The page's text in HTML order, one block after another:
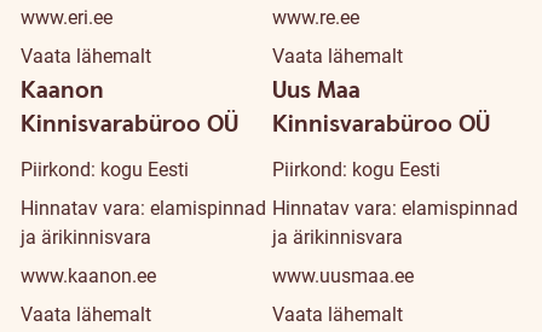
www.eri.ee
Vaata lähemalt
www.re.ee
Vaata lähemalt
Kaanon
Kinnisvarabüroo OÜ
Piirkond: kogu Eesti
Hinnatav vara: elamispinnad
ja ärikinnisvara
www.kaanon.ee
Vaata lähemalt
Uus Maa
Kinnisvarabüroo OÜ
Piirkond: kogu Eesti
Hinnatav vara: elamispinnad
ja ärikinnisvara
www.uusmaa.ee
Vaata lähemalt